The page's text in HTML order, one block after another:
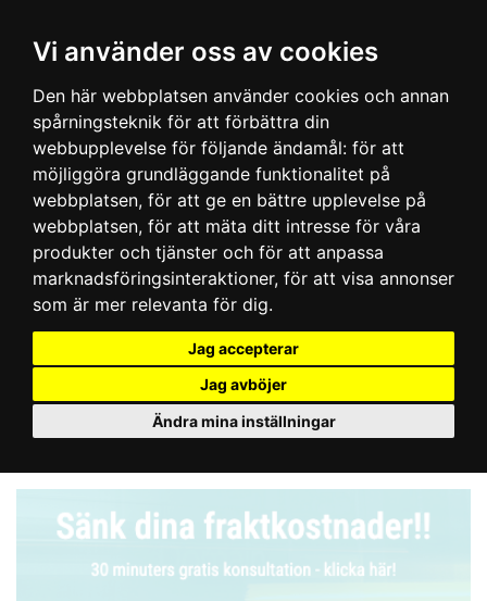
Vi använder oss av cookies
Den här webbplatsen använder cookies och annan
spårningsteknik för att förbättra din
webbupplevelse för följande ändamål: för att
möjliggöra grundläggande funktionalitet på
webbplatsen, för att ge en bättre upplevelse på
webbplatsen, för att mäta ditt intresse för våra
produkter och tjänster och för att anpassa
marknadsföringsinteraktioner, för att visa annonser
som är mer relevanta för dig.
Jag accepterar
Jag avböjer
Ändra mina inställningar